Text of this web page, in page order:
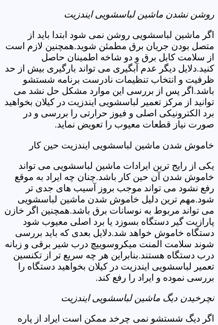
روشن نشدن ماشین لباسشویی ایندزیت
اگر ماشین لباسشویی روشن نمی شود ابتدا باید از
متصل بودن جریان برق مطمئن شوید.همچنین لازم است
از سلامت کابل برق و دو شاخه اطمینان حاصل
کنید.دلایل دیگر عدم آبگیری می تواند بارگیری بیش از حد
ظرفیت و انتخاب تنظیمات نادرست برنامه شستشو
باشد.اگر پس از بررسی این موارد مشکل حل نشد می
توانید از مرکز تعمیر لباسشویی ایندزیت در کیلان بخواهید
برد الکترونیکی اصلی و فیوز حرارتی را بررسی و در
صورت نیاز قطعات معیوب را تعویض نماید.
خاموش شدن ماشین لباسشویی ایندزیت حین کار
یکی از رایج ترین ایرادات ماشین لباسشویی می تواند
خاموش شدن آن حین کار باشد.چنان چه ایراد به موقع
رفع نشود می تواند موجب بروز آسیب های جدی تر
شود.مهم ترین دلیل خاموش شدن ماشین لباسشویی
می تواند مربوط به نوسانات برق باشد.همچنین اگر خازن
پارازیت گیر دستگاه بسوزد یا برد اصلی معیوب شود
دستگاه خاموش خواهد شد.دلایل بعدی که باید بررسی
شوند سلامت المنت میکروسوییچ درب شیر برقی و زبانه
درب دستگاه هستند.بنابراین هر چه سریع تر از تکنسین
تعمیر لباسشویی ایندزیت در کیلان بخواهید دستگاه را
بررسی نموده و ایراد را رفع کند.
نچرخیدن دیگ ماشین لباسشویی ایندزیت
اگر دیگ شستشو نمی چرخد ممکن است ایراد از پاره